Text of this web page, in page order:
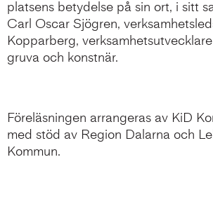
platsens betydelse på sin ort, i sitt
Carl Oscar Sjögren,
Kopparberg,
gruva och konstnär.
Föreläsningen arrangeras av KiD
med stöd av Region Dalarna och
Kommun.